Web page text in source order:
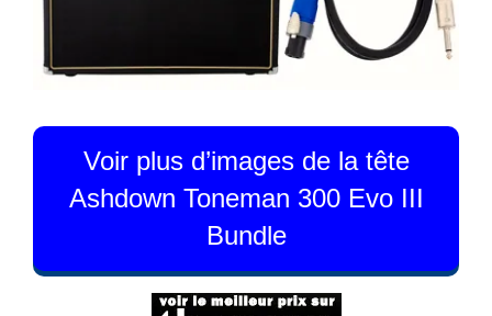
Voir plus d’images de la tête
Ashdown Toneman 300 Evo III
Bundle